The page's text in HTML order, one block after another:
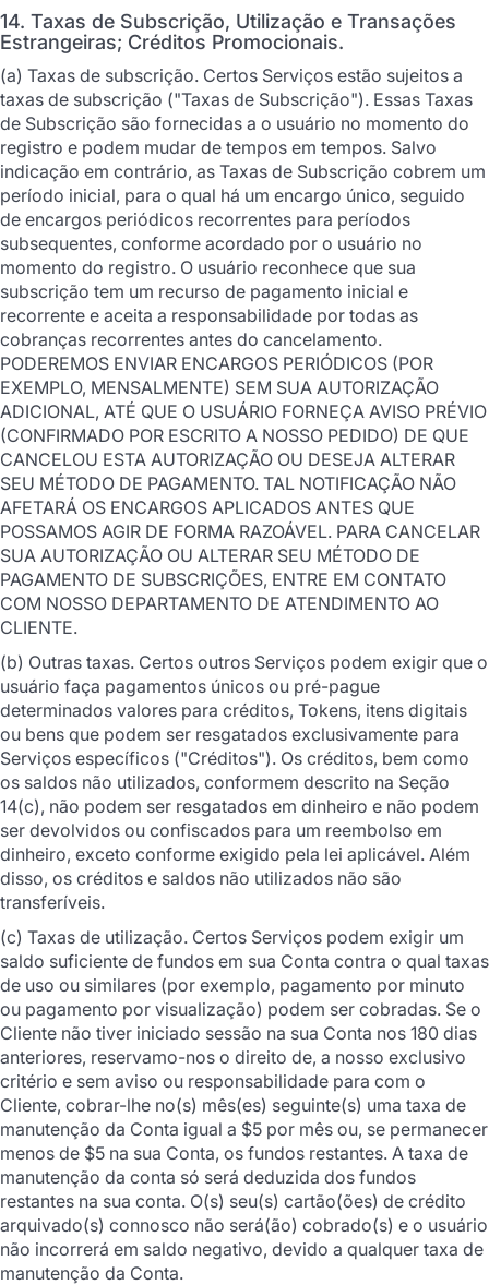
14. Taxas de Subscrição, Utilização e Transações
Estrangeiras; Créditos Promocionais.
(a) Taxas de subscrição. Certos Serviços estão sujeitos a
taxas de subscrição ("Taxas de Subscrição"). Essas Taxas
de Subscrição são fornecidas a o usuário no momento do
registro e podem mudar de tempos em tempos. Salvo
indicação em contrário, as Taxas de Subscrição cobrem um
período inicial, para o qual há um encargo único, seguido
de encargos periódicos recorrentes para períodos
subsequentes, conforme acordado por o usuário no
momento do registro. O usuário reconhece que sua
subscrição tem um recurso de pagamento inicial e
recorrente e aceita a responsabilidade por todas as
cobranças recorrentes antes do cancelamento.
PODEREMOS ENVIAR ENCARGOS PERIÓDICOS (POR
EXEMPLO, MENSALMENTE) SEM SUA AUTORIZAÇÃO
ADICIONAL, ATÉ QUE O USUÁRIO FORNEÇA AVISO PRÉVIO
(CONFIRMADO POR ESCRITO A NOSSO PEDIDO) DE QUE
CANCELOU ESTA AUTORIZAÇÃO OU DESEJA ALTERAR
SEU MÉTODO DE PAGAMENTO. TAL NOTIFICAÇÃO NÃO
AFETARÁ OS ENCARGOS APLICADOS ANTES QUE
POSSAMOS AGIR DE FORMA RAZOÁVEL. PARA CANCELAR
SUA AUTORIZAÇÃO OU ALTERAR SEU MÉTODO DE
PAGAMENTO DE SUBSCRIÇÕES, ENTRE EM CONTATO
COM NOSSO DEPARTAMENTO DE ATENDIMENTO AO
CLIENTE.
(b) Outras taxas. Certos outros Serviços podem exigir que o
usuário faça pagamentos únicos ou pré-pague
determinados valores para créditos, Tokens, itens digitais
ou bens que podem ser resgatados exclusivamente para
Serviços específicos ("Créditos"). Os créditos, bem como
os saldos não utilizados, conformem descrito na Seção
14(c), não podem ser resgatados em dinheiro e não podem
ser devolvidos ou confiscados para um reembolso em
dinheiro, exceto conforme exigido pela lei aplicável. Além
disso, os créditos e saldos não utilizados não são
transferíveis.
(c) Taxas de utilização. Certos Serviços podem exigir um
saldo suficiente de fundos em sua Conta contra o qual taxas
de uso ou similares (por exemplo, pagamento por minuto
ou pagamento por visualização) podem ser cobradas. Se o
Cliente não tiver iniciado sessão na sua Conta nos 180 dias
anteriores, reservamo-nos o direito de, a nosso exclusivo
critério e sem aviso ou responsabilidade para com o
Cliente, cobrar-lhe no(s) mês(es) seguinte(s) uma taxa de
manutenção da Conta igual a $5 por mês ou, se permanecer
menos de $5 na sua Conta, os fundos restantes. A taxa de
manutenção da conta só será deduzida dos fundos
restantes na sua conta. O(s) seu(s) cartão(ões) de crédito
arquivado(s) connosco não será(ão) cobrado(s) e o usuário
não incorrerá em saldo negativo, devido a qualquer taxa de
manutenção da Conta.